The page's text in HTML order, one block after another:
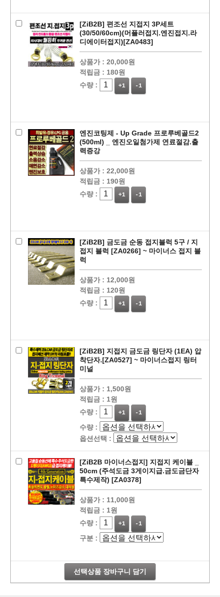
페이코 라이
PAYCO 바로
구매
[ZiB2B] 편조선 지접지 3P세트
(30/50/60cm)(머플러접지.엔진접지.라
디에이터접지)[ZA0483]
상품가 : 20,000원
적립금 : 180원
수량 :
+1 -1
엔진코팅제 - Up Grade 프로루베골드2
(500ml) _ 엔진오일첨가제 연료절감.출
력증강
상품가 : 22,000원
적립금 : 190원
수량 :
+1 -1
[ZiB2B] 금도금 순동 접지블럭 5구 / 지
접지 블럭 [ZA0266] ~ 마이너스 접지 블
럭
상품가 : 12,000원
적립금 : 120원
수량 :
+1 -1
[ZiB2B] 지접지 금도금 링단자 (1EA) 압
착단자.[ZA0527] ~ 마이너스접지 링터
미널
상품가 : 1,500원
적립금 : 1원
수량 :
+1 -1
수량 :
옵션선택 :
[ZiB2B 마이너스접지] 지접지 케이블 _
50cm (주석도금 3게이지급.금도금단자
특수제작) [ZA0378]
상품가 : 11,000원
적립금 : 1원
수량 :
+1 -1
구분 :
선택상품 장바구니 담기